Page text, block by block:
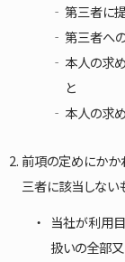
第三者に
第三者へ
本人の求
と
本人の求
前項の定めにかか
三者に該当しない
当社が利用
扱いの全部